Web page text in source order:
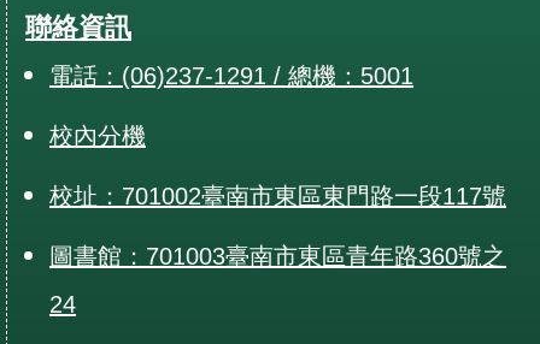
聯絡資訊
電話：(06)237-1291 / 總機：5001
校內分機
校址：701002臺南市東區東門路一段117號
圖書館：701003臺南市東區青年路360號之
24